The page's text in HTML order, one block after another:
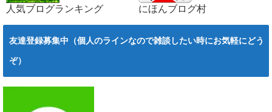
人気ブログランキング にほんブログ村
友達登録募集中（個人のラインなので雑談したい時にお気軽にどう
ぞ）